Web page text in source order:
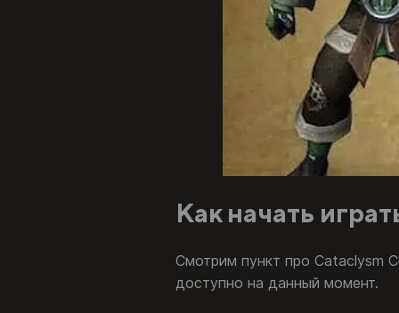
Как начать
Смотрим пункт про Cataclysm
доступно на данный момент.